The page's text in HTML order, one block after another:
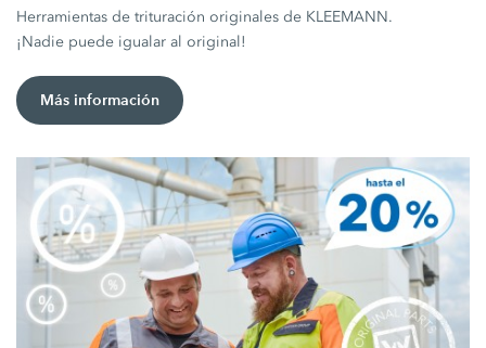
Herramientas de trituración originales de KLEEMANN.
¡Nadie puede igualar al original!
Más información